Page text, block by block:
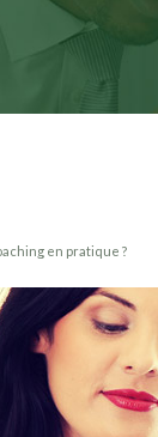
en pratique ?